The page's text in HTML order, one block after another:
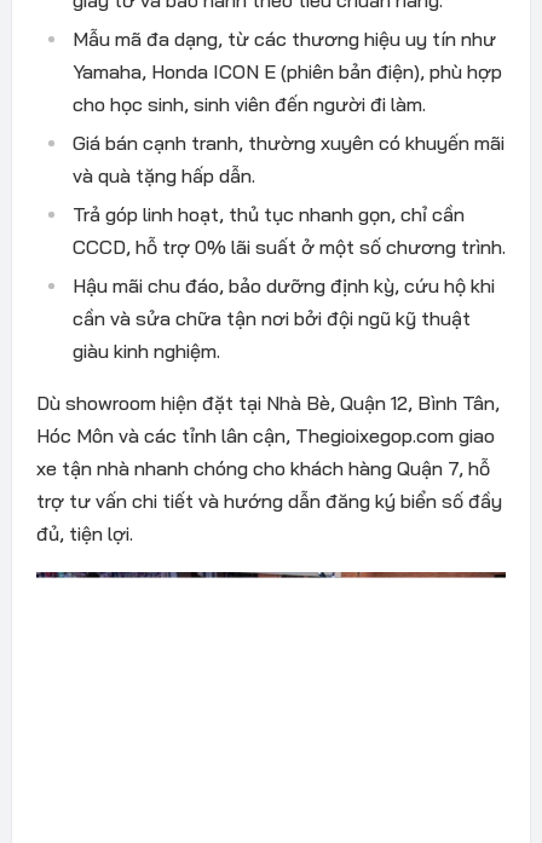
Mẫu mã đa dạng, từ các thương hiệu uy tín như
Yamaha, Honda ICON E (phiên bản điện), phù hợp
cho học sinh, sinh viên đến người đi làm.
Giá bán cạnh tranh, thường xuyên có khuyến mãi
và quà tặng hấp dẫn.
Trả góp linh hoạt, thủ tục nhanh gọn, chỉ cần
CCCD, hỗ trợ 0% lãi suất ở một số chương trình.
Hậu mãi chu đáo, bảo dưỡng định kỳ, cứu hộ khi
cần và sửa chữa tận nơi bởi đội ngũ kỹ thuật
giàu kinh nghiệm.
Dù showroom hiện đặt tại Nhà Bè, Quận 12, Bình Tân,
Hóc Môn và các tỉnh lân cận, Thegioixegop.com giao
xe tận nhà nhanh chóng cho khách hàng Quận 7, hỗ
trợ tư vấn chi tiết và hướng dẫn đăng ký biển số đầy
đủ, tiện lợi.